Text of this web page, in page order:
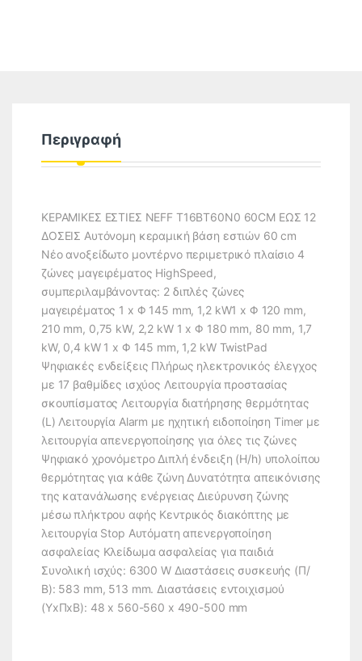
Περιγραφή
ΚΕΡΑΜΙΚΕΣ ΕΣΤΙΕΣ NEFF T16BT60N0 60CM ΕΩΣ 12
ΔΟΣΕΙΣ Αυτόνομη κεραμική βάση εστιών 60 cm
Νέο ανοξείδωτο μοντέρνο περιμετρικό πλαίσιο 4
ζώνες μαγειρέματος HighSpeed,
συμπεριλαμβάνοντας: 2 διπλές ζώνες
μαγειρέματος 1 x Φ 145 mm, 1,2 kW1 x Φ 120 mm,
210 mm, 0,75 kW, 2,2 kW 1 x Φ 180 mm, 80 mm, 1,7
kW, 0,4 kW 1 x Φ 145 mm, 1,2 kW TwistPad
Ψηφιακές ενδείξεις Πλήρως ηλεκτρονικός έλεγχος
με 17 βαθμίδες ισχύος Λειτουργία προστασίας
σκουπίσματος Λειτουργία διατήρησης θερμότητας
(L) Λειτουργία Alarm με ηχητική ειδοποίηση Timer με
λειτουργία απενεργοποίησης για όλες τις ζώνες
Ψηφιακό χρονόμετρο Διπλή ένδειξη (H/h) υπολοίπου
θερμότητας για κάθε ζώνη Δυνατότητα απεικόνισης
της κατανάλωσης ενέργειας Διεύρυνση ζώνης
μέσω πλήκτρου αφής Κεντρικός διακόπτης με
λειτουργία Stop Αυτόματη απενεργοποίηση
ασφαλείας Κλείδωμα ασφαλείας για παιδιά
Συνολική ισχύς: 6300 W Διαστάσεις συσκευής (Π/
Β): 583 mm, 513 mm. Διαστάσεις εντοιχισμού
(ΥxΠxΒ): 48 x 560-560 x 490-500 mm